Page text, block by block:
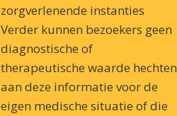
zorgverlenende instanties
Verder kunnen bezoekers geen
diagnostische of
therapeutische waarde hechten
aan deze informatie voor de
eigen medische situatie of die